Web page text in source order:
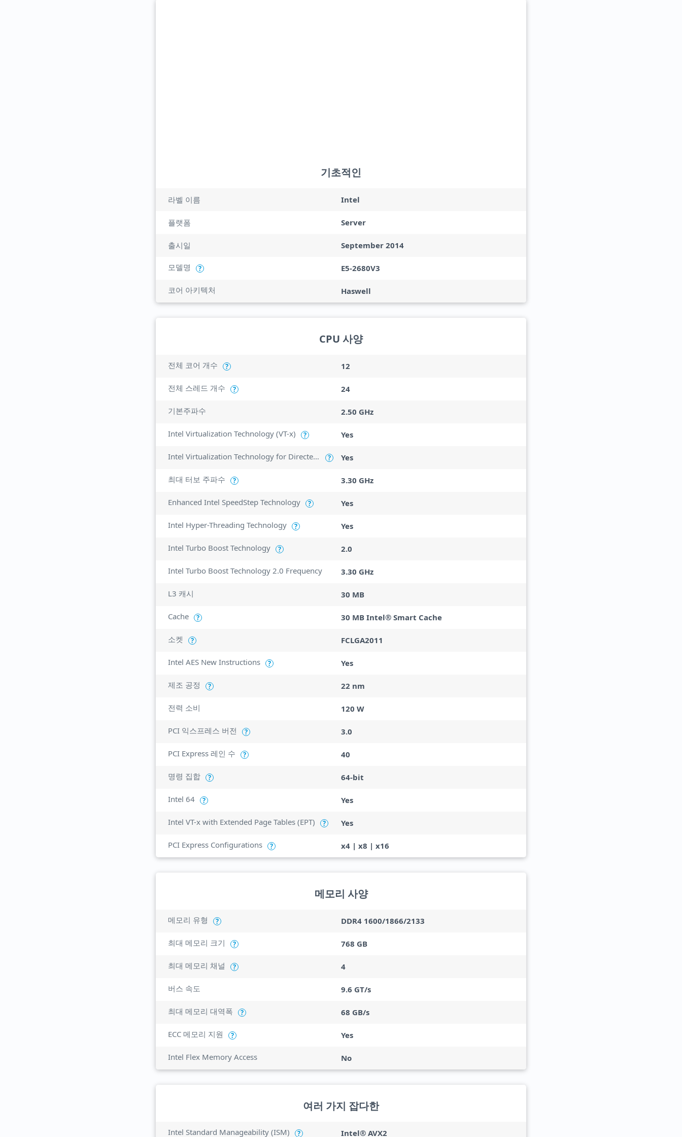
기초적인
라벨 이름 Intel
플랫폼 Server
출시일 September 2014
모델명 ? E5-2680V3
코어 아키텍처 Haswell
CPU 사양
전체 코어 개수 ? 12
전체 스레드 개수 ? 24
기본주파수 2.50 GHz
Intel Virtualization Technology (VT-x) ? Yes
Intel Virtualization Technology for Directed I/O (VT-d) ? Yes
최대 터보 주파수 ? 3.30 GHz
Enhanced Intel SpeedStep Technology ? Yes
Intel Hyper-Threading Technology ? Yes
Intel Turbo Boost Technology ? 2.0
Intel Turbo Boost Technology 2.0 Frequency 3.30 GHz
L3 캐시 30 MB
Cache ? 30 MB Intel® Smart Cache
소켓 ? FCLGA2011
Intel AES New Instructions ? Yes
제조 공정 ? 22 nm
전력 소비 120 W
PCI 익스프레스 버전 ? 3.0
PCI Express 레인 수 ? 40
명령 집합 ? 64-bit
Intel 64 ? Yes
Intel VT-x with Extended Page Tables (EPT) ? Yes
PCI Express Configurations ? x4 | x8 | x16
메모리 사양
메모리 유형 ? DDR4 1600/1866/2133
최대 메모리 크기 ? 768 GB
최대 메모리 채널 ? 4
버스 속도 9.6 GT/s
최대 메모리 대역폭 ? 68 GB/s
ECC 메모리 지원 ? Yes
Intel Flex Memory Access No
여러 가지 잡다한
Intel Standard Manageability (ISM) ? Intel® AVX2